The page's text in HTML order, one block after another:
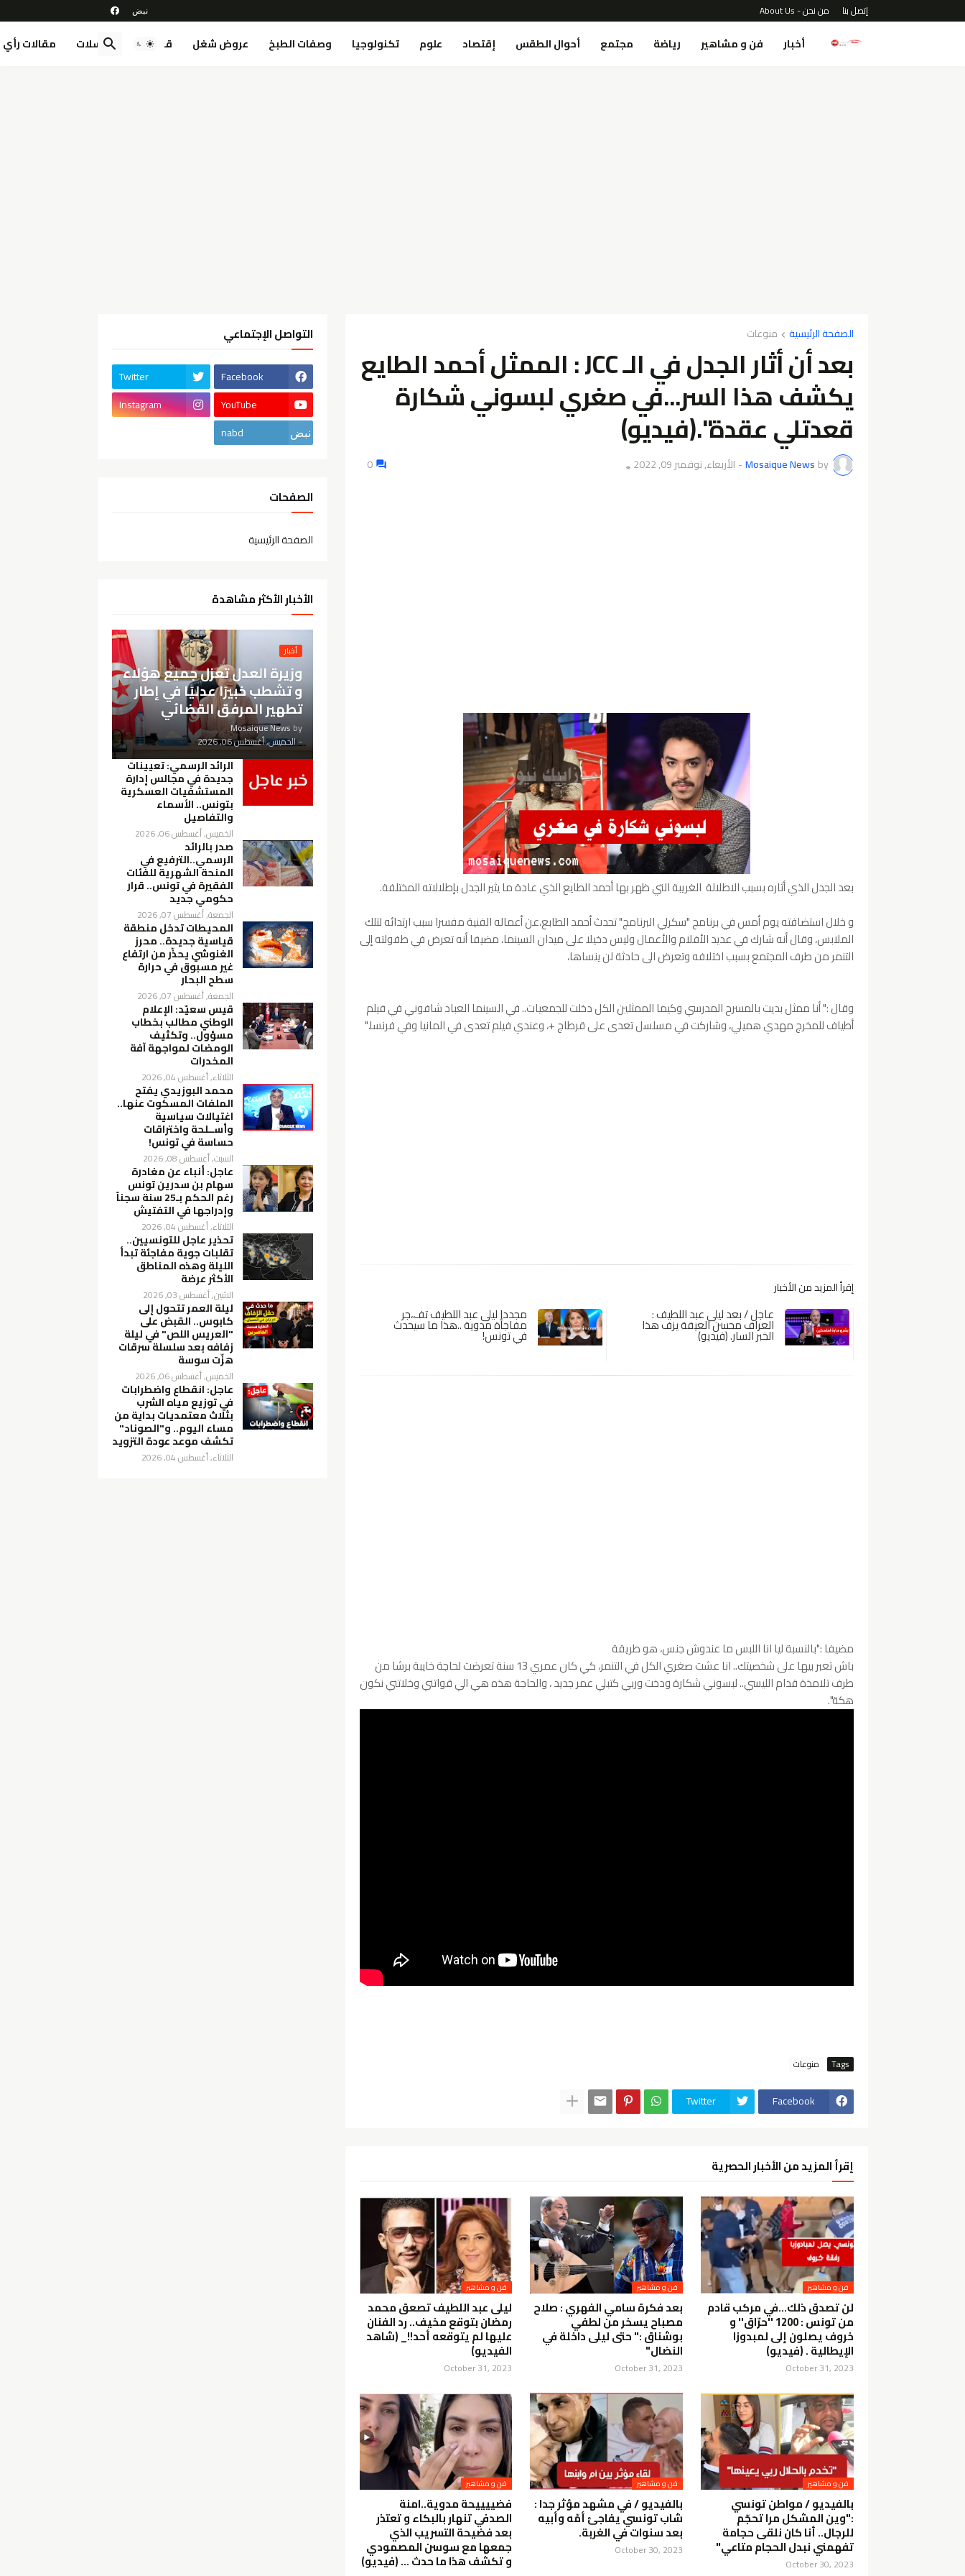
إتصل بنا من نحن - About Us
أخبار فن و مشاهير رياضة مجتمع أحوال الطقس إقتصاد علوم تكنولوجيا وصفات الطبخ عروض شغل قصص مسلسلات مقالات رأي
الصفحة الرئيسية منوعات
بعد أن أثار الجدل في الـ JCC : الممثل أحمد الطايع
يكشف هذا السر...في صغري لبسوني شكارة
قعدتلي عقدة".(فيديو)
by
Mosaique News
- الأربعاء, نوفمبر 09, 2022 👁️
0
بعد الجدل الذي أثاره بسبب الاطلالة الغريبة التي ظهر بها أحمد الطايع الذي عادة ما يثير الجدل بإطلالاته المختلفة.
و خلال استضافته يوم أمس في برنامج "سكرلي البرنامج" تحدث أحمد الطابع،عن أعماله الفنية مفسرا سبب ارتدائه لتلك
الملابس، وقال أنه شارك في عديد الأفلام والأعمال وليس دخيلا على ميدان السينما، مضيفا أنه تعرض في طفولته إلى
التنمر من طرف المجتمع بسبب اختلافه وتعرض الى حادثة لن ينساها،
وقال :" أنا ممثل بديت بالمسرح المدرسي وكيما الممثلين الكل دخلت للجمعيات.. في السينما العباد شافوني في فيلم
أطياف للمخرج مهدي هميلي، وشاركت في مسلسل تعدى على قرطاج +، وعندي فيلم تعدى في المانيا وفي فرنسا."
إقرأ المزيد من الأخبار
عاجل / بعد ليلى عبد اللطيف :
العراف محسن العيفة يزف هذا
الخبر السار. (فيديو)
مجددا ليلى عبد اللطيف تفـ،،جر
مفاجأة مدوية ..هذا ما سيحدث
في تونس!
مضيفا :"بالنسبة ليا انا اللبس ما عندوش جنس، هو طريقة
باش تعبر بيها على شخصيتك.. انا عشت صغري الكل في التنمر، كي كان عمري 13 سنة تعرضت لحاجة خايبة برشا من
طرف تلامذة قدام الليسي.. لبسوني شكارة ودخت وربي كتبلي عمر جديد ، والحاجة هذه هي الي قواتني وخلاتني نكون
هكة".
Tags منوعات
Facebook
Twitter
إقرأ المزيد من الأخبار الحصرية
فن و مشاهير
لن تصدق ذلك...في مركب قادم
من تونس : 1200 ''حرّاق'' و
خروف يصلون إلى لمبدوزا
الإيطالية . (فيديو)
October 31, 2023
فن و مشاهير
بعد فكرة سامي الفهري : صلاح
مصباح يسخر من لطفي
بوشناق :" حتى ليلى داخلة في
النضال"
October 31, 2023
فن و مشاهير
ليلى عبد اللطيف تصعق محمد
رمضان بتوقع مخيف.. رد الفنان
عليها لم يتوقعه أحد!!_ (شاهد
الفيديو)
October 31, 2023
فن و مشاهير
بالفيديو / مواطن تونسي
:"وين المشكل مرا تحجّم
للرجال.. أنا كان نلقى حجامة
تفهمني نبدل الحجام متاعي"
October 30, 2023
فن و مشاهير
بالفيديو / في مشهد مؤثر جدا :
شاب تونسي يفاجئ أمّه وأبيه
بعد سنوات في الغربة.
October 30, 2023
فن و مشاهير
فضييييحة مدوية..امنة
الصدفي تنهار بالبكاء و تعتذر
بعد فضيحة التسريب الذي
جمعها مع سوسن المصمودي
و تكشف هذا ما حدث … (فيديو)
التواصل الإجتماعي
Facebook
Twitter
YouTube
Instagram
nabd
الصفحات
الصفحة الرئيسية
الأخبار الأكثر مشاهدة
أخبار
وزيرة العدل تعزل جميع هؤلاء
و تشطب خبيرًا عدليًا في إطار
تطهير المرفق القضائي
by
Mosaique News
-الخميس, أغسطس 06, 2026
الرائد الرسمي: تعيينات
جديدة في مجالس إدارة
المستشفيات العسكرية
بتونس.. الأسماء
والتفاصيل
الخميس, أغسطس 06, 2026
صدر بالرائد
الرسمي..الترفيع في
المنحة الشهرية للفئات
الفقيرة في تونس.. قرار
حكومي جديد
الجمعة, أغسطس 07, 2026
المحيطات تدخل منطقة
قياسية جديدة.. محرز
الغنوشي يحذّر من ارتفاع
غير مسبوق في حرارة
سطح البحار
الجمعة, أغسطس 07, 2026
قيس سعيّد: الإعلام
الوطني مطالب بخطاب
مسؤول.. وتكثيف
الومضات لمواجهة آفة
المخدرات
الثلاثاء, أغسطس 04, 2026
محمد البوزيدي يفتح
الملفات المسكوت عنها..
اغتيالات سياسية
وأســلحة واختراقات
حساسة في تونس!
السبت, أغسطس 08, 2026
عاجل: أنباء عن مغادرة
سهام بن سدرين تونس
رغم الحكم بـ25 سنة سجناً
وإدراجها في التفتيش
الثلاثاء, أغسطس 04, 2026
تحذير عاجل للتونسيين..
تقلبات جوية مفاجئة تبدأ
الليلة وهذه المناطق
الأكثر عرضة
الاثنين, أغسطس 03, 2026
ليلة العمر تتحول إلى
كابوس.. القبض على
"العريس اللص" في ليلة
زفافه بعد سلسلة سرقات
هزّت سوسة
الخميس, أغسطس 06, 2026
عاجل: انقطاع واضطرابات
في توزيع مياه الشرب
بثلاث معتمديات بداية من
مساء اليوم.. و"الصوناد"
تكشف موعد عودة التزويد
الثلاثاء, أغسطس 04, 2026